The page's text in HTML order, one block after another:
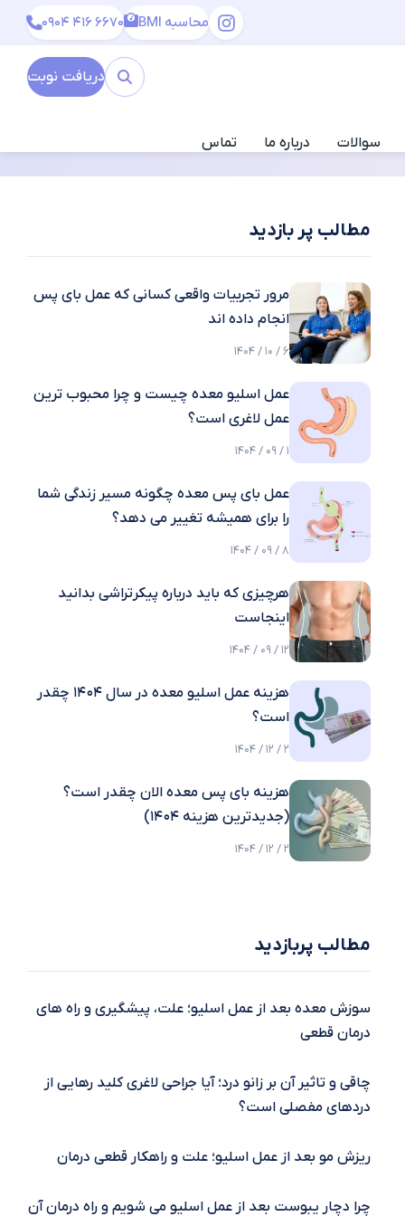
محاسبه BMI 0904 416 6670
سوالات درباره ما تماس
دریافت نوبت
مطالب پر بازدید
مرور تجربیات واقعی کسانی که عمل بای پس
انجام داده اند
6 / 10 / 1404
عمل اسلیو معده چیست و چرا محبوب ترین
عمل لاغری است؟
1 / 09 / 1404
عمل بای پس معده چگونه مسیر زندگی شما
را برای همیشه تغییر می دهد؟
8 / 09 / 1404
هرچیزی که باید درباره پیکرتراشی بدانید
اینجاست
12 / 09 / 1404
هزینه عمل اسلیو معده در سال 1404 چقدر
است؟
2 / 12 / 1404
هزینه بای پس معده الان چقدر است؟
(جدیدترین هزینه ۱۴۰۴)
2 / 12 / 1404
مطالب پربازدید
سوزش معده بعد از عمل اسلیو؛ علت، پیشگیری و راه‌ های
درمان قطعی
چاقی و تاثیر آن بر زانو درد؛ آیا جراحی لاغری کلید رهایی از
دردهای مفصلی است؟
ریزش مو بعد از عمل اسلیو؛ علت و راهکار قطعی درمان
چرا دچار یبوست بعد از عمل اسلیو می شویم و راه درمان آن